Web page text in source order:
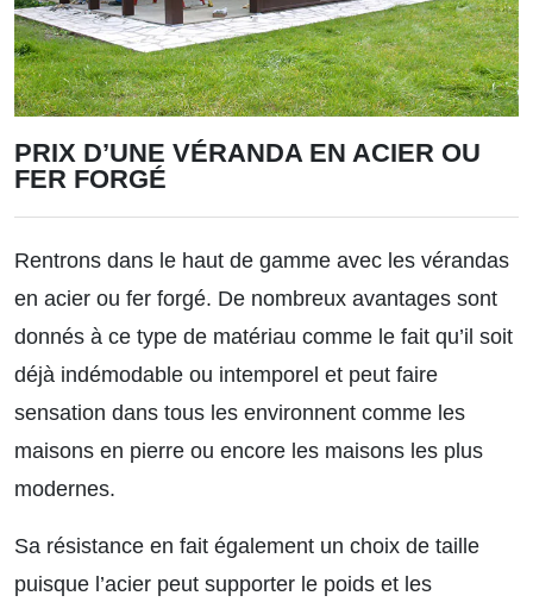
PRIX D’UNE VÉRANDA EN ACIER OU
FER FORGÉ
Rentrons dans le haut de gamme avec les vérandas
en acier ou fer forgé. De nombreux avantages sont
donnés à ce type de matériau comme le fait qu’il soit
déjà indémodable ou intemporel et peut faire
sensation dans tous les environnent comme les
maisons en pierre ou encore les maisons les plus
modernes.
Sa résistance en fait également un choix de taille
puisque l’acier peut supporter le poids et les